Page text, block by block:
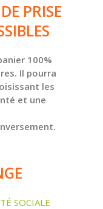
PRISE
100%
Il pourra
les
et une
SOCIALE